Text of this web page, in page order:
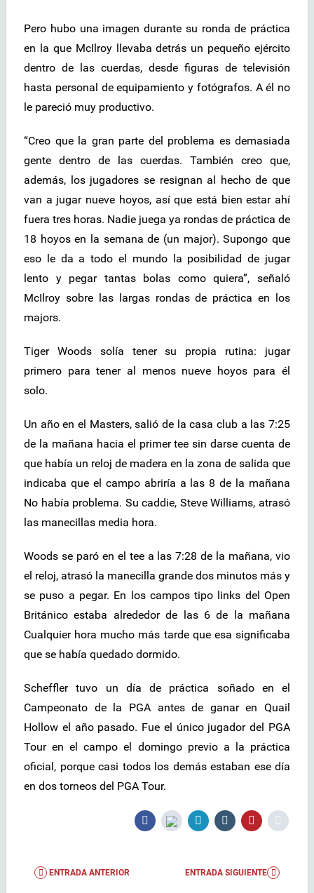
Pero hubo una imagen durante su ronda de práctica
en la que McIlroy llevaba detrás un pequeño ejército
dentro de las cuerdas, desde figuras de televisión
hasta personal de equipamiento y fotógrafos. A él no
le pareció muy productivo.
“Creo que la gran parte del problema es demasiada
gente dentro de las cuerdas. También creo que,
además, los jugadores se resignan al hecho de que
van a jugar nueve hoyos, así que está bien estar ahí
fuera tres horas. Nadie juega ya rondas de práctica de
18 hoyos en la semana de (un major). Supongo que
eso le da a todo el mundo la posibilidad de jugar
lento y pegar tantas bolas como quiera”, señaló
McIlroy sobre las largas rondas de práctica en los
majors.
Tiger Woods solía tener su propia rutina: jugar
primero para tener al menos nueve hoyos para él
solo.
Un año en el Masters, salió de la casa club a las 7:25
de la mañana hacia el primer tee sin darse cuenta de
que había un reloj de madera en la zona de salida que
indicaba que el campo abriría a las 8 de la mañana
No había problema. Su caddie, Steve Williams, atrasó
las manecillas media hora.
Woods se paró en el tee a las 7:28 de la mañana, vio
el reloj, atrasó la manecilla grande dos minutos más y
se puso a pegar. En los campos tipo links del Open
Británico estaba alrededor de las 6 de la mañana
Cualquier hora mucho más tarde que esa significaba
que se había quedado dormido.
Scheffler tuvo un día de práctica soñado en el
Campeonato de la PGA antes de ganar en Quail
Hollow el año pasado. Fue el único jugador del PGA
Tour en el campo el domingo previo a la práctica
oficial, porque casi todos los demás estaban ese día
en dos torneos del PGA Tour.
ENTRADA ANTERIOR ENTRADA SIGUIENTE